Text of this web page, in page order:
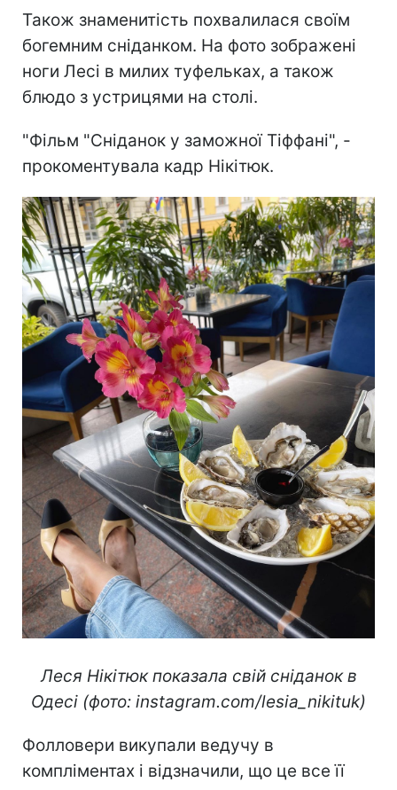
Також знаменитість похвалилася своїм
богемним сніданком. На фото зображені
ноги Лесі в милих туфельках, а також
блюдо з устрицями на столі.
"Фільм "Сніданок у заможної Тіффані", -
прокоментувала кадр Нікітюк.
Леся Нікітюк показала свій сніданок в
Одесі (фото: instagram.com/lesia_nikituk)
Фолловери викупали ведучу в
компліментах і відзначили, що це все її